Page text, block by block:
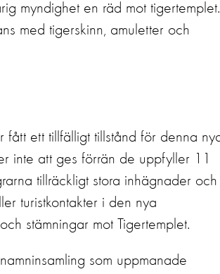
myndighet en räd mot
med tigerskinn, amuletter och
fått ett tillfälligt tillstånd för denna
inte att ges förrän de uppfyller 11
tillräckligt stora inhägnader och
turistkontakter i den nya
stämningar mot Tigertemplet.
som uppmanade